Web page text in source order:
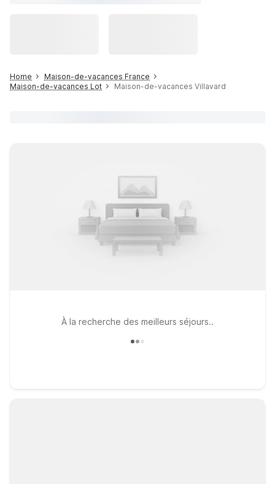
Home
Maison-de-vacances France
Maison-de-vacances Lot
Maison-de-vacances Villavard
À la recherche des meilleurs séjours..